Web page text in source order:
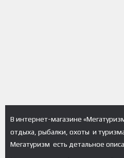
В интернет-магазине
отдыха, рыбалки, охоты и
Мегатуризм есть детальное